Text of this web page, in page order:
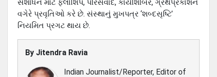
સંશોધન માટે ફૅલોશિપ, પરિસંવાદ, કાર્યશિબિર, ગ્રંથપ્રકાશન
વગેરે પ્રવૃતિઓ કરે છે. સંસ્‍થાનું મુખપત્ર ‘શબ્‍દસૃષ્ટિ’
નિયમિત પ્રગટ થાય છે.
By Jitendra Ravia
Indian Journalist/Reporter, Editor of